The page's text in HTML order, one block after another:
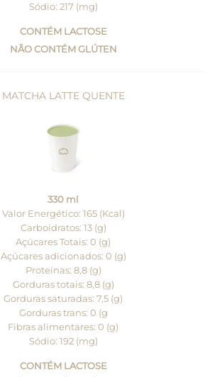
Sódio: 217 (mg)
CONTÉM LACTOSE
NÃO CONTÉM GLÚTEN
MATCHA LATTE QUENTE
330 ml
Valor Energético: 165 (Kcal)
Carboidratos: 13 (g)
Açúcares Totais: 0 (g)
Açúcares adicionados: 0 (g)
Proteínas: 8,8 (g)
Gorduras totais: 8,8 (g)
Gorduras saturadas: 7,5 (g)
Gorduras trans: 0 (g
Fibras alimentares: 0 (g)
Sódio: 192 (mg)
CONTÉM LACTOSE